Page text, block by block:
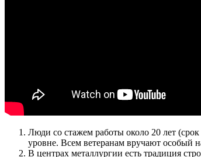
Люди со стажем работы около 20 лет
уровне. Всем ветеранам вручают особый
В центрах металлургии есть традиция